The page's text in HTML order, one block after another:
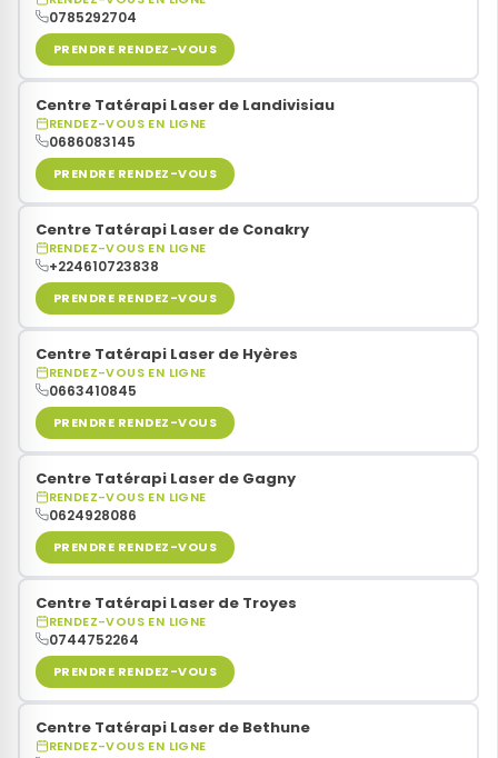
0785292704
PRENDRE RENDEZ-VOUS
Centre Tatérapi Laser de Landivisiau
RENDEZ-VOUS EN LIGNE
0686083145
PRENDRE RENDEZ-VOUS
Centre Tatérapi Laser de Conakry
RENDEZ-VOUS EN LIGNE
+224610723838
PRENDRE RENDEZ-VOUS
Centre Tatérapi Laser de Hyères
RENDEZ-VOUS EN LIGNE
0663410845
PRENDRE RENDEZ-VOUS
Centre Tatérapi Laser de Gagny
RENDEZ-VOUS EN LIGNE
0624928086
PRENDRE RENDEZ-VOUS
Centre Tatérapi Laser de Troyes
RENDEZ-VOUS EN LIGNE
0744752264
PRENDRE RENDEZ-VOUS
Centre Tatérapi Laser de Bethune
RENDEZ-VOUS EN LIGNE